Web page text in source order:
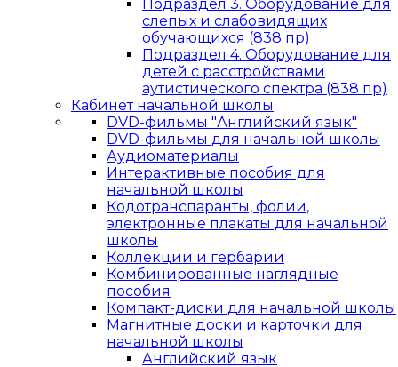
Подраздел 3. Оборудование для
слепых и слабовидящих
обучающихся (838 пр)
Подраздел 4. Оборудование для
детей с расстройствами
аутистического спектра (838 пр)
Кабинет начальной школы
DVD-фильмы "Английский язык"
DVD-фильмы для начальной школы
Аудиоматериалы
Интерактивные пособия для
начальной школы
Кодотранспаранты, фолии,
электронные плакаты для начальной
школы
Коллекции и гербарии
Комбинированные наглядные
пособия
Компакт-диски для начальной школы
Магнитные доски и карточки для
начальной школы
Английский язык